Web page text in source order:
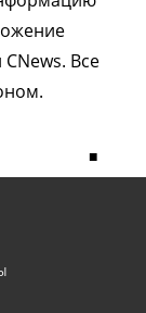
Все
■